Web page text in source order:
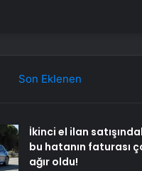
Son Eklenen
İkinci el ilan
bu hatanın faturası
ağır oldu!